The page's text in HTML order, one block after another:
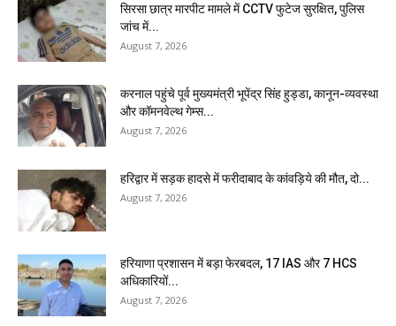
सिरसा छात्र मारपीट मामले में CCTV फुटेज सुरक्षित, पुलिस
जांच में...
August 7, 2026
करनाल पहुंचे पूर्व मुख्यमंत्री भूपेंद्र सिंह हुड्डा, कानून-व्यवस्था
और कॉमनवेल्थ गेम्स...
August 7, 2026
हरिद्वार में सड़क हादसे में फरीदाबाद के कांवड़िये की मौत, दो...
August 7, 2026
हरियाणा प्रशासन में बड़ा फेरबदल, 17 IAS और 7 HCS
अधिकारियों...
August 7, 2026